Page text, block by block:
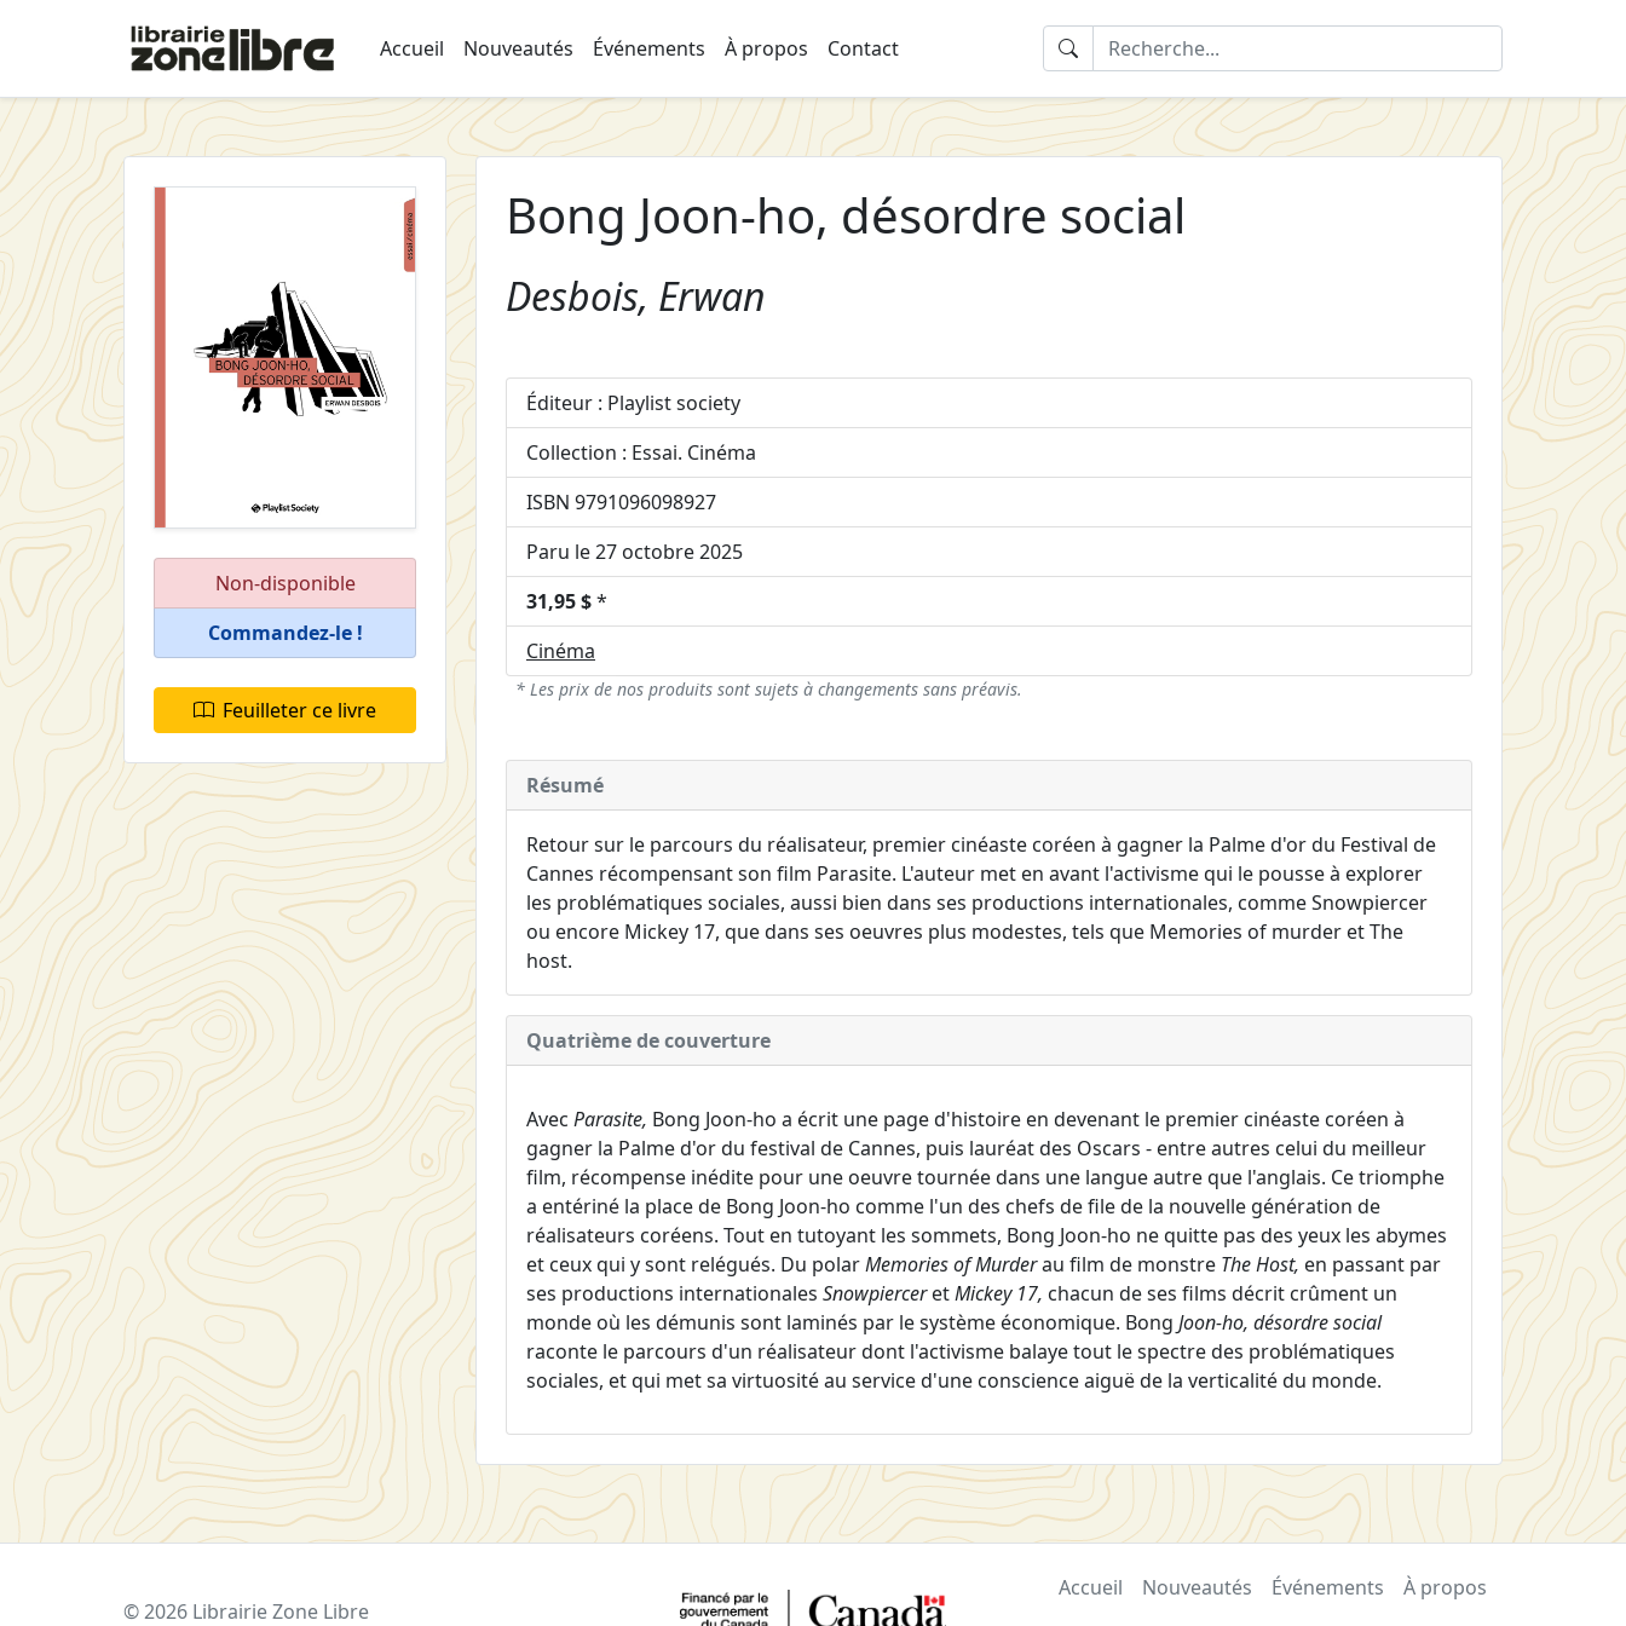
Accueil Nouveautés Événements À propos Contact
Non-disponible
Commandez-le !
Feuilleter ce livre
Bong Joon-ho, désordre social
Desbois, Erwan
Éditeur : Playlist society
Collection : Essai. Cinéma
ISBN 9791096098927
Paru le 27 octobre 2025
31,95 $*
Cinéma
* Les prix de nos produits sont sujets à changements sans préavis.
Résumé
Retour sur le parcours du réalisateur, premier cinéaste coréen à gagner la Palme d'or du Festival de
Cannes récompensant son film Parasite. L'auteur met en avant l'activisme qui le pousse à explorer
les problématiques sociales, aussi bien dans ses productions internationales, comme Snowpiercer
ou encore Mickey 17, que dans ses oeuvres plus modestes, tels que Memories of murder et The
host.
Quatrième de couverture
Avec Parasite, Bong Joon-ho a écrit une page d'histoire en devenant le premier cinéaste coréen à
gagner la Palme d'or du festival de Cannes, puis lauréat des Oscars - entre autres celui du meilleur
film, récompense inédite pour une oeuvre tournée dans une langue autre que l'anglais. Ce triomphe
a entériné la place de Bong Joon-ho comme l'un des chefs de file de la nouvelle génération de
réalisateurs coréens. Tout en tutoyant les sommets, Bong Joon-ho ne quitte pas des yeux les abymes
et ceux qui y sont relégués. Du polarMemories of Murderau film de monstre The Host, en passant par
ses productions internationales SnowpierceretMickey 17, chacun de ses films décrit crûment un
monde où les démunis sont laminés par le système économique. Bong Joon-ho, désordre social
raconte le parcours d'un réalisateur dont l'activisme balaye tout le spectre des problématiques
sociales, et qui met sa virtuosité au service d'une conscience aiguë de la verticalité du monde.
© 2026 Librairie Zone Libre
Accueil Nouveautés Événements
À propos